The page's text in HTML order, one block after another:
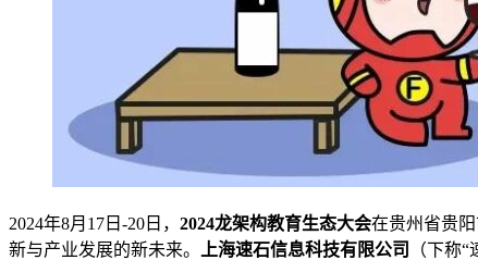
2024年8月17日-20日， 2024龙架构教育生态大会在贵州省贵
新与产业发展的新未来。
上海速石信息科技有限公司 （下称